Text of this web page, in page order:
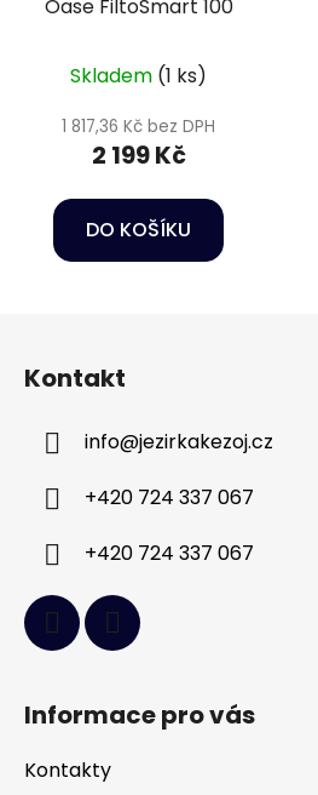
Oase FiltoSmart 100
Skladem (1 ks)
1 817,36 Kč bez DPH
2 199 Kč
DO KOŠÍKU
Kontakt
info@jezirkakezoj.cz
+420 724 337 067
+420 724 337 067
Informace pro vás
Kontakty